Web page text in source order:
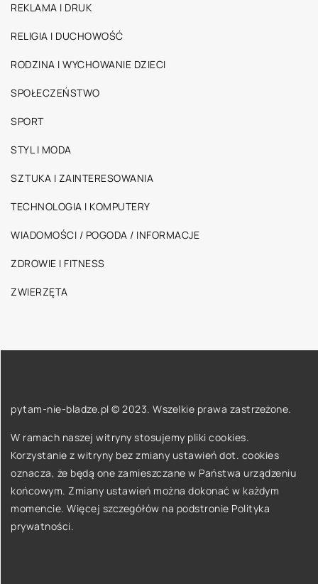
REKLAMA I DRUK
RELIGIA I DUCHOWOŚĆ
RODZINA I WYCHOWANIE DZIECI
SPOŁECZEŃSTWO
SPORT
STYL I MODA
SZTUKA I ZAINTERESOWANIA
TECHNOLOGIA I KOMPUTERY
WIADOMOŚCI / POGODA / INFORMACJE
ZDROWIE I FITNESS
ZWIERZĘTA
pytam-nie-bladze.pl © 2023. Wszelkie prawa zastrzeżone.
W ramach naszej witryny stosujemy pliki cookies.
Korzystanie z witryny bez zmiany ustawień dot. cookies
oznacza, że będą one zamieszczane w Państwa urządzeniu
końcowym. Zmiany ustawień można dokonać w każdym
momencie. Więcej szczegółów na podstronie Polityka
prywatności.